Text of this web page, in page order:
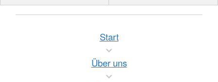
Start
Über uns